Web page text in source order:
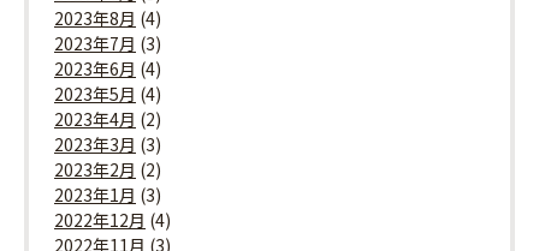
2023年8月 (4)
2023年7月 (3)
2023年6月 (4)
2023年5月 (4)
2023年4月 (2)
2023年3月 (3)
2023年2月 (2)
2023年1月 (3)
2022年12月 (4)
2022年11月 (3)